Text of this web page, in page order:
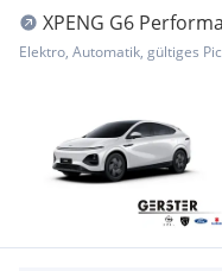
XPENG G6
Elektro, Automatik, gültiges